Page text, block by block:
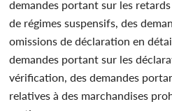
demandes portant sur les
de régimes suspensifs, des
omissions de déclaration en
demandes portant sur les
vérification, des demandes
relatives à des marchandises